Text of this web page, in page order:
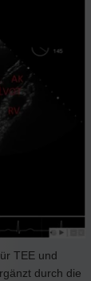
TEE und
durch die